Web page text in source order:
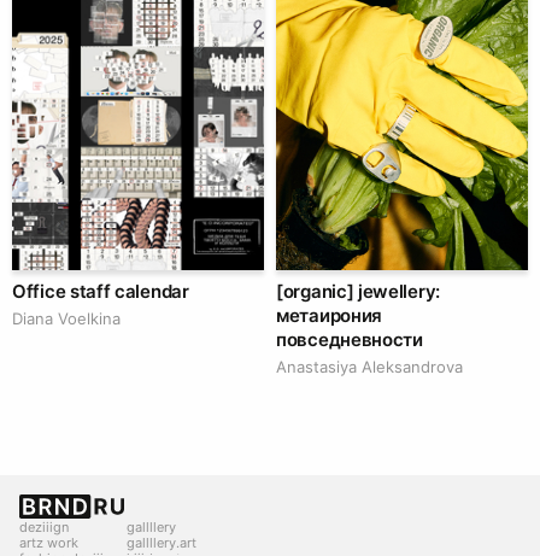
Office staff calendar
Diana Voelkina
[organic] jewellery:
метаирония
повседневности
Anastasiya Aleksandrova
deziiign
artz work
gallllery
gallllery.art